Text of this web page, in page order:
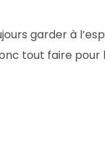
garder à
tout faire pour